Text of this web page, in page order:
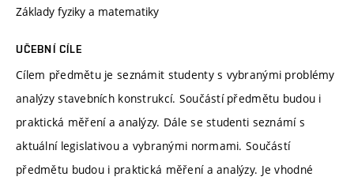
Základy fyziky a matematiky
UČEBNÍ CÍLE
Cílem předmětu je seznámit studenty s vybranými problémy
analýzy stavebních konstrukcí. Součástí předmětu budou i
praktická měření a analýzy. Dále se studenti seznámí s
aktuální legislativou a vybranými normami. Součástí
předmětu budou i praktická měření a analýzy. Je vhodné